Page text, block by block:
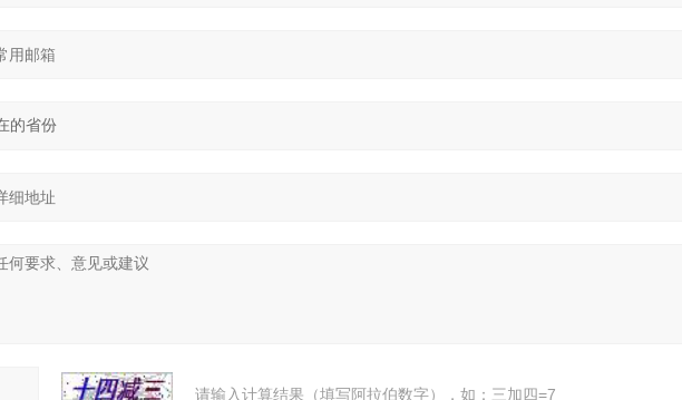
请输入计算结果（填写阿拉伯数字），如：三加四=7